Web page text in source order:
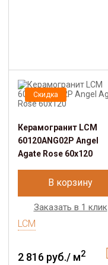
Скидка
Керамогранит LCM
60120ANG02P Angel
Agate Rose 60x120
В корзину
Заказать в 1 клик
LCM
2 816 руб./ м2